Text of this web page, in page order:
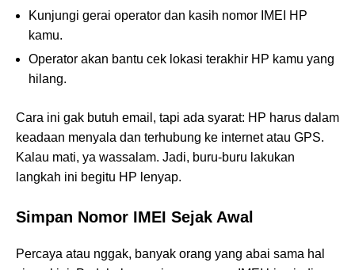
Kunjungi gerai operator dan kasih nomor IMEI HP
kamu.
Operator akan bantu cek lokasi terakhir HP kamu yang
hilang.
Cara ini gak butuh email, tapi ada syarat: HP harus dalam
keadaan menyala dan terhubung ke internet atau GPS.
Kalau mati, ya wassalam. Jadi, buru-buru lakukan
langkah ini begitu HP lenyap.
Simpan Nomor IMEI Sejak Awal
Percaya atau nggak, banyak orang yang abai sama hal